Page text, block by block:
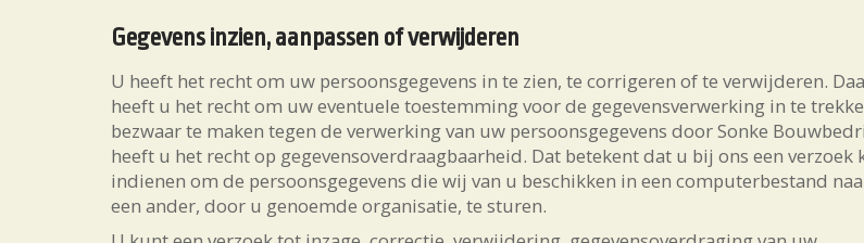
Gegevens inzien, aanpassen of verwijderen
U heeft het recht om uw persoonsgegevens in te zien, te corrigeren of te verwijderen.
heeft u het recht om uw eventuele toestemming voor de gegevensverwerking in te
bezwaar te maken tegen de verwerking van uw persoonsgegevens door Sonke
heeft u het recht op gegevensoverdraagbaarheid. Dat betekent dat u bij ons een verzoek
indienen om de persoonsgegevens die wij van u beschikken in een computerbestand
een ander, door u genoemde organisatie, te sturen.